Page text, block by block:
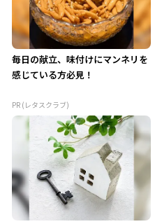
毎日の献立、味付けにマンネリを
感じている方必見！
PR (レタスクラブ)